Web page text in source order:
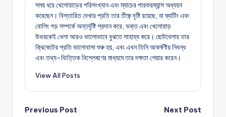
সময় ধরে খেলোয়াড়ের পরিসংখ্যান এবং ম্যাচের পারফরম্যান্স অধ্যয়ন
করেছেন। বিস্তারিত দেখার প্রতি তার তীক্ষ্ণ দৃষ্টি রয়েছে, যা ব্যাটিং এবং
বোলিং গড় সম্পর্কে অন্তর্দৃষ্টি প্রদান করে, ভক্ত এবং খেলোয়াড়
উভয়কেই খেলা আরও ভালোভাবে বুঝতে সাহায্য করে। ছোটবেলায় তার
ক্রিকেটের প্রতি ভালোবাসা শুরু হয়, এবং এখন তিনি আকর্ষণীয় নিবন্ধ
এবং তথ্য-ভিত্তিক বিশ্লেষণের মাধ্যমে তার দক্ষতা শেয়ার করেন।
View All Posts
Previous Post
Next Post